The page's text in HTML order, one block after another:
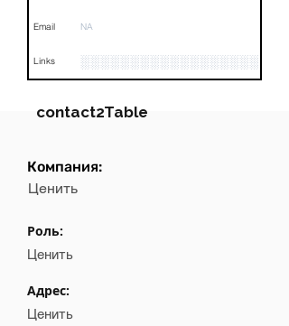
Email NA
Links
contact2Table
Field
Email
Компания:
Ценить
Роль:
Ценить
Адрес:
Ценить